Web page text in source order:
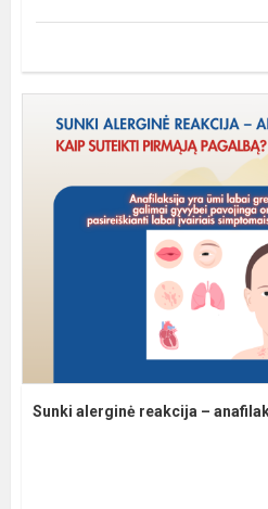
Sunki alerginė reakcija –